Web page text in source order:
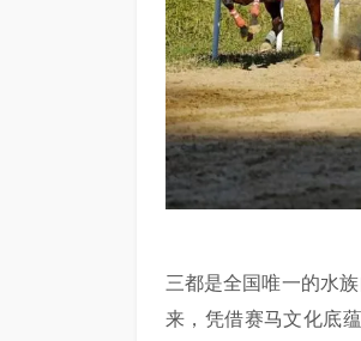
图为“
三都是全国唯一的水
来，凭借赛马文化底